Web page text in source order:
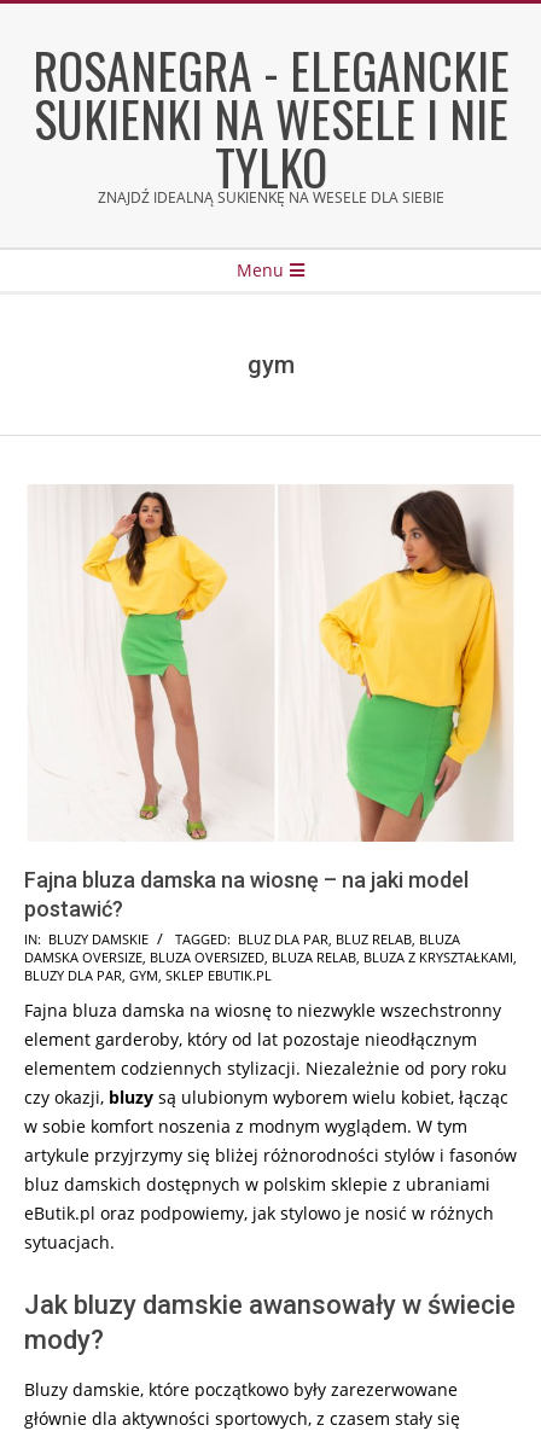
contentROSANEGRA - ELEGANCKIE
SUKIENKI NA WESELE I NIE
TYLKO
ZNAJDŹ IDEALNĄ SUKIENKĘ NA WESELE DLA SIEBIE
Menu
gym
Fajna bluza damska na wiosnę – na jaki model
postawić?
2025-
08-
IN: BLUZY DAMSKIE TAGGED: BLUZ DLA PAR BLUZ RELAB BLUZA
DAMSKA OVERSIZE BLUZA OVERSIZED BLUZA RELAB BLUZA Z KRYSZTAŁKAMI
BLUZY DLA PAR GYM SKLEP EBUTIK.PL
Fajna bluza damska na wiosnę to niezwykle wszechstronny
element garderoby, który od lat pozostaje nieodłącznym
elementem codziennych stylizacji. Niezależnie od pory roku
czy okazji, bluzy są ulubionym wyborem wielu kobiet, łącząc
w sobie komfort noszenia z modnym wyglądem. W tym
artykule przyjrzymy się bliżej różnorodności stylów i fasonów
bluz damskich dostępnych w polskim sklepie z ubraniami
eButik.pl oraz podpowiemy, jak stylowo je nosić w różnych
sytuacjach.
Jak bluzy damskie awansowały w świecie
mody?
Bluzy damskie, które początkowo były zarezerwowane
głównie dla aktywności sportowych, z czasem stały się